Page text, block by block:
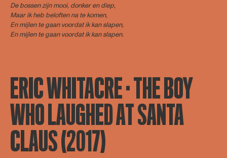
De bossen zijn mooi, donker en diep,
Maar ik heb beloften na te komen,
En mijlen te gaan voordat ik kan slapen,
En mijlen te gaan voordat ik kan slapen.
ERIC WHITACRE · THE BOY
WHO LAUGHED AT SANTA
CLAUS (2017)